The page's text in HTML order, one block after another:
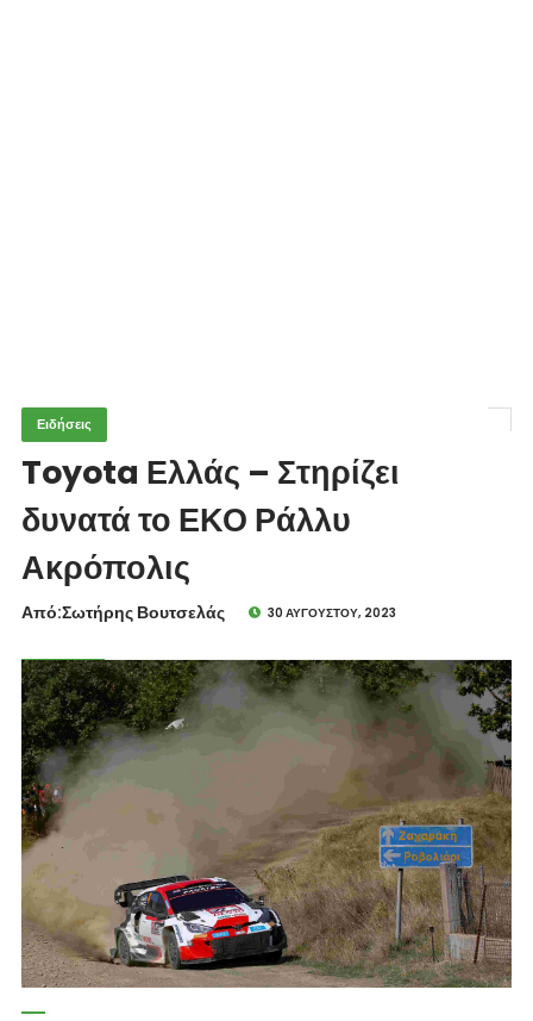
Ειδήσεις
Toyota Ελλάς – Στηρίζει
δυνατά το ΕΚΟ Ράλλυ
Ακρόπολις
Από:Σωτήρης Βουτσελάς 30 ΑΥΓΟΎΣΤΟΥ, 2023